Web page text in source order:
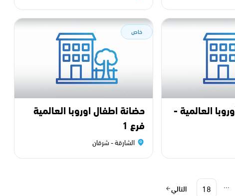
العالمية -
خاص
حضانة اطفال اوروبا العالمية
فرع 1
الشارقة - شرقان
...
18 التالي